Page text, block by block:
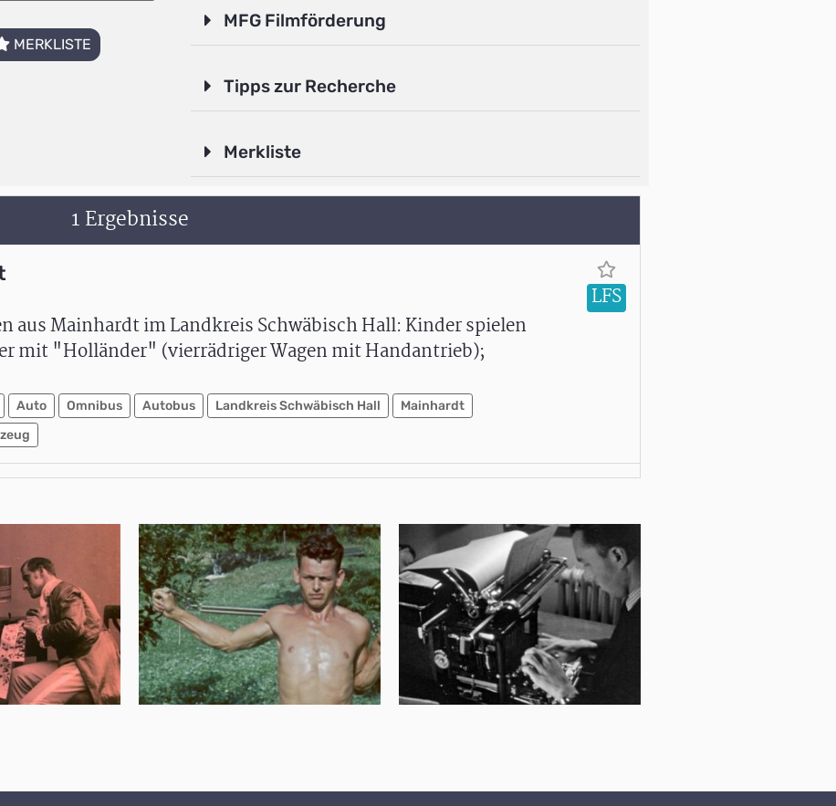
MERKLISTE
MFG Filmförderung
Tipps zur Recherche
Merkliste
1 Ergebnisse
aus Mainhardt im Landkreis Schwäbisch Hall: Kinder spielen
mit "Holländer" (vierrädriger Wagen mit Handantrieb);
Auto Omnibus Autobus Landkreis Schwäbisch Hall
Mainhardt
LFS